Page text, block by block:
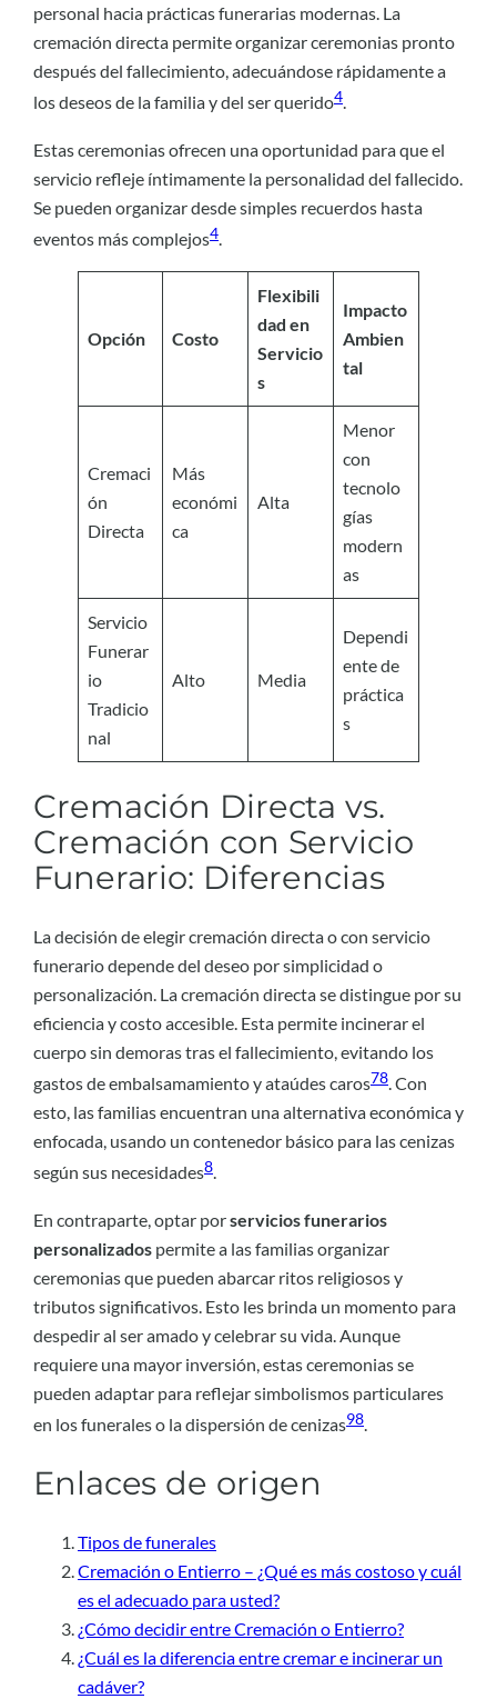
personal hacia prácticas funerarias modernas. La
cremación directa permite organizar ceremonias pronto
después del fallecimiento, adecuándose rápidamente a
los deseos de la familia y del ser querido4.
Estas ceremonias ofrecen una oportunidad para que el
servicio refleje íntimamente la personalidad del fallecido.
Se pueden organizar desde simples recuerdos hasta
eventos más complejos4.
Opción Costo
Flexibili
dad en
Servicio
s
Impacto
Ambien
tal
Cremaci
ón
Directa
Más
económi
ca
Alta
Menor
con
tecnolo
gías
modern
as
Servicio
Funerar
io
Tradicio
nal
Alto Media
Dependi
ente de
práctica
s
Cremación Directa vs.
Cremación con Servicio
Funerario: Diferencias
La decisión de elegir cremación directa o con servicio
funerario depende del deseo por simplicidad o
personalización. La cremación directa se distingue por su
eficiencia y costo accesible. Esta permite incinerar el
cuerpo sin demoras tras el fallecimiento, evitando los
gastos de embalsamamiento y ataúdes caros78. Con
esto, las familias encuentran una alternativa económica y
enfocada, usando un contenedor básico para las cenizas
según sus necesidades8.
En contraparte, optar porservicios funerarios
personalizados permite a las familias organizar
ceremonias que pueden abarcar ritos religiosos y
tributos significativos. Esto les brinda un momento para
despedir al ser amado y celebrar su vida. Aunque
requiere una mayor inversión, estas ceremonias se
pueden adaptar para reflejar simbolismos particulares
en los funerales o la dispersión de cenizas98.
Enlaces de origen
Tipos de funerales
Cremación o Entierro – ¿Qué es más costoso y cuál
es el adecuado para usted?
¿Cómo decidir entre Cremación o Entierro?
¿Cuál es la diferencia entre cremar e incinerar un
cadáver?